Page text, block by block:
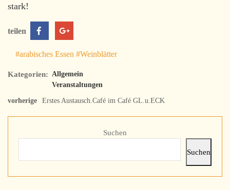
stark!
teilen
#arabisches Essen #Weinblätter
Kategorien: Allgemein
Veranstaltungen
vorherige Erstes Austausch.Café im Café GL.u.ECK
Suchen
Suchen